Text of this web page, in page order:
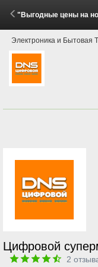
"Выгодные цены на
Электроника и Бытовая
Цифровой
2